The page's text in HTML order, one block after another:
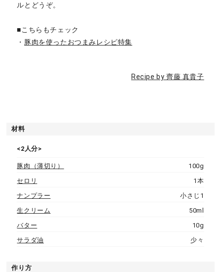
ルとどうぞ。
■こちらもチェック
・ 豚肉を使ったおつまみレシピ特集
Recipe by 齊藤 真貴子
材料
<2人分>
豚肉（薄切り）
100g
セロリ
1本
ナンプラー
小さじ1
生クリーム
50ml
バター
10g
サラダ油
少々
作り方